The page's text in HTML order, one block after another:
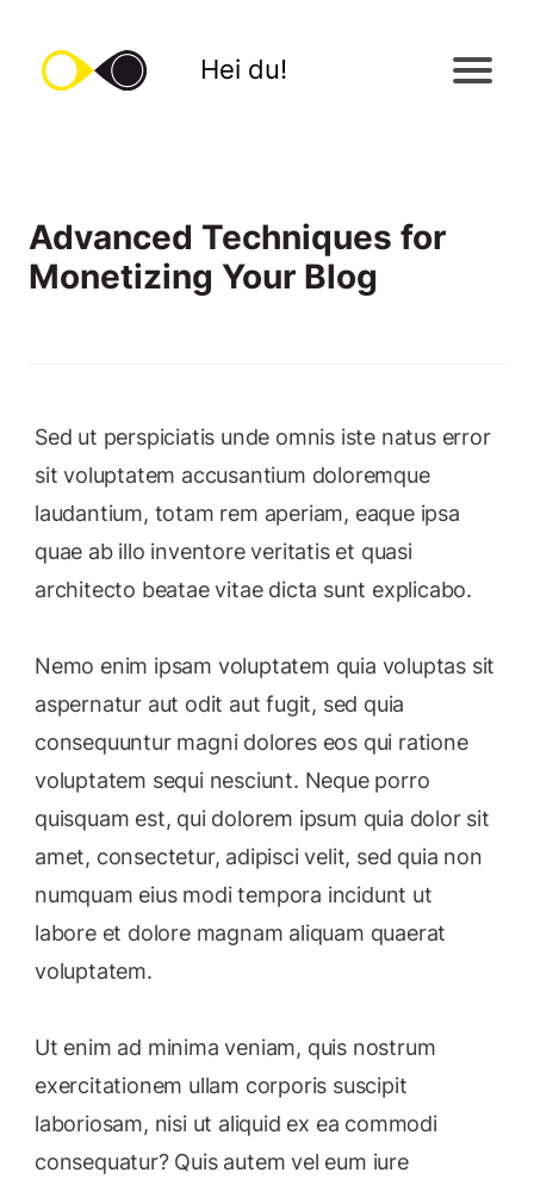
Hei du!
Advanced Techniques for
Monetizing Your Blog
Sed ut perspiciatis unde omnis iste natus error
sit voluptatem accusantium doloremque
laudantium, totam rem aperiam, eaque ipsa
quae ab illo inventore veritatis et quasi
architecto beatae vitae dicta sunt explicabo.
Nemo enim ipsam voluptatem quia voluptas sit
aspernatur aut odit aut fugit, sed quia
consequuntur magni dolores eos qui ratione
voluptatem sequi nesciunt. Neque porro
quisquam est, qui dolorem ipsum quia dolor sit
amet, consectetur, adipisci velit, sed quia non
numquam eius modi tempora incidunt ut
labore et dolore magnam aliquam quaerat
voluptatem.
Ut enim ad minima veniam, quis nostrum
exercitationem ullam corporis suscipit
laboriosam, nisi ut aliquid ex ea commodi
consequatur? Quis autem vel eum iure